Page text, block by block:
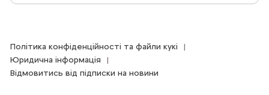
Політика конфіденційності та файли кукі
Юридична інформація
Відмовитись від підписки на новини